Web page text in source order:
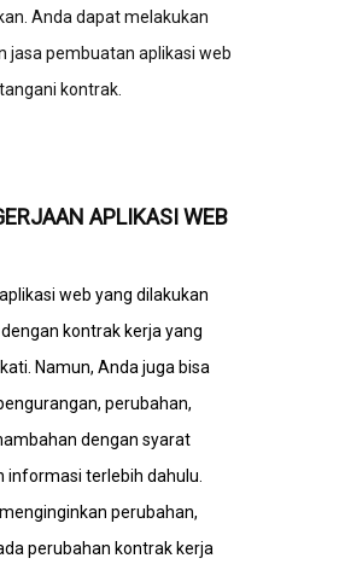
Anda dapat melakukan
jasa pembuatan aplikasi web
kontrak.
APLIKASI WEB
web yang dilakukan
kontrak kerja yang
Namun, Anda juga bisa
perubahan,
dengan syarat
informasi terlebih dahulu.
perubahan,
perubahan kontrak kerja